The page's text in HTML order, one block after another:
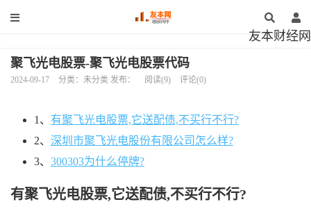
友本财经网
聚飞光电股票-聚飞光电股票代码
2024-09-17 分类：未分类 发布： 阅读(9) 评论(0)
1、 有聚飞光电股票,它送配债,不买行不行?
2、 深圳市聚飞光电股份有限公司怎么样?
3、 300303为什么停牌?
有聚飞光电股票,它送配债,不买行不行?